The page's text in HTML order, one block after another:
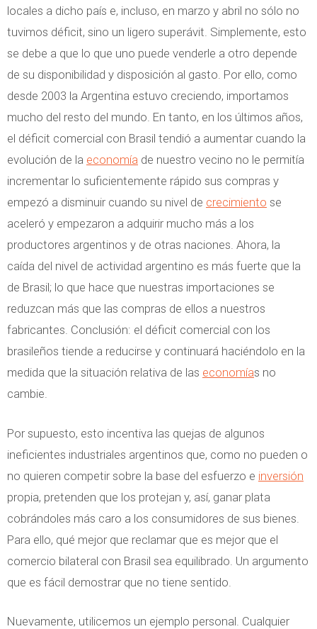
locales a dicho país e, incluso, en marzo y abril no sólo no
tuvimos déficit, sino un ligero superávit. Simplemente, esto
se debe a que lo que uno puede venderle a otro depende
de su disponibilidad y disposición al gasto. Por ello, como
desde 2003 la Argentina estuvo creciendo, importamos
mucho del resto del mundo. En tanto, en los últimos años,
el déficit comercial con Brasil tendió a aumentar cuando la
evolución de la economía de nuestro vecino no le permitía
incrementar lo suficientemente rápido sus compras y
empezó a disminuir cuando su nivel de crecimiento se
aceleró y empezaron a adquirir mucho más a los
productores argentinos y de otras naciones. Ahora, la
caída del nivel de actividad argentino es más fuerte que la
de Brasil; lo que hace que nuestras importaciones se
reduzcan más que las compras de ellos a nuestros
fabricantes. Conclusión: el déficit comercial con los
brasileños tiende a reducirse y continuará haciéndolo en la
medida que la situación relativa de las economías no
cambie.
Por supuesto, esto incentiva las quejas de algunos
ineficientes industriales argentinos que, como no pueden o
no quieren competir sobre la base del esfuerzo e inversión
propia, pretenden que los protejan y, así, ganar plata
cobrándoles más caro a los consumidores de sus bienes.
Para ello, qué mejor que reclamar que es mejor que el
comercio bilateral con Brasil sea equilibrado. Un argumento
que es fácil demostrar que no tiene sentido.
Nuevamente, utilicemos un ejemplo personal. Cualquier